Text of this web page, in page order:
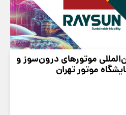
موتورهای درون‌سوز و
موتور تهران